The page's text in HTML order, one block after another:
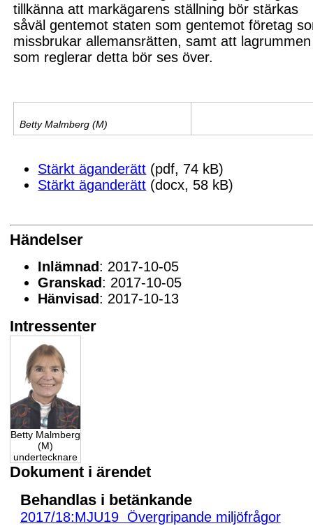
tillkänna att markägarens ställning bör stärkas
såväl gentemot staten somgentemot företag
missbrukar allemansrätten, samt att lagrummen
som reglerar detta bör ses över.
Betty Malmberg (M)
Stärkt äganderätt (pdf, 74 kB)
Stärkt äganderätt (docx, 58 kB)
Händelser
Inlämnad: 2017-10-05
Granskad: 2017-10-05
Hänvisad: 2017-10-13
Intressenter
Betty Malmberg
(M)
undertecknare
Dokument i ärendet
Behandlas i betänkande
2017/18:MJU19 Övergripande miljöfrågor